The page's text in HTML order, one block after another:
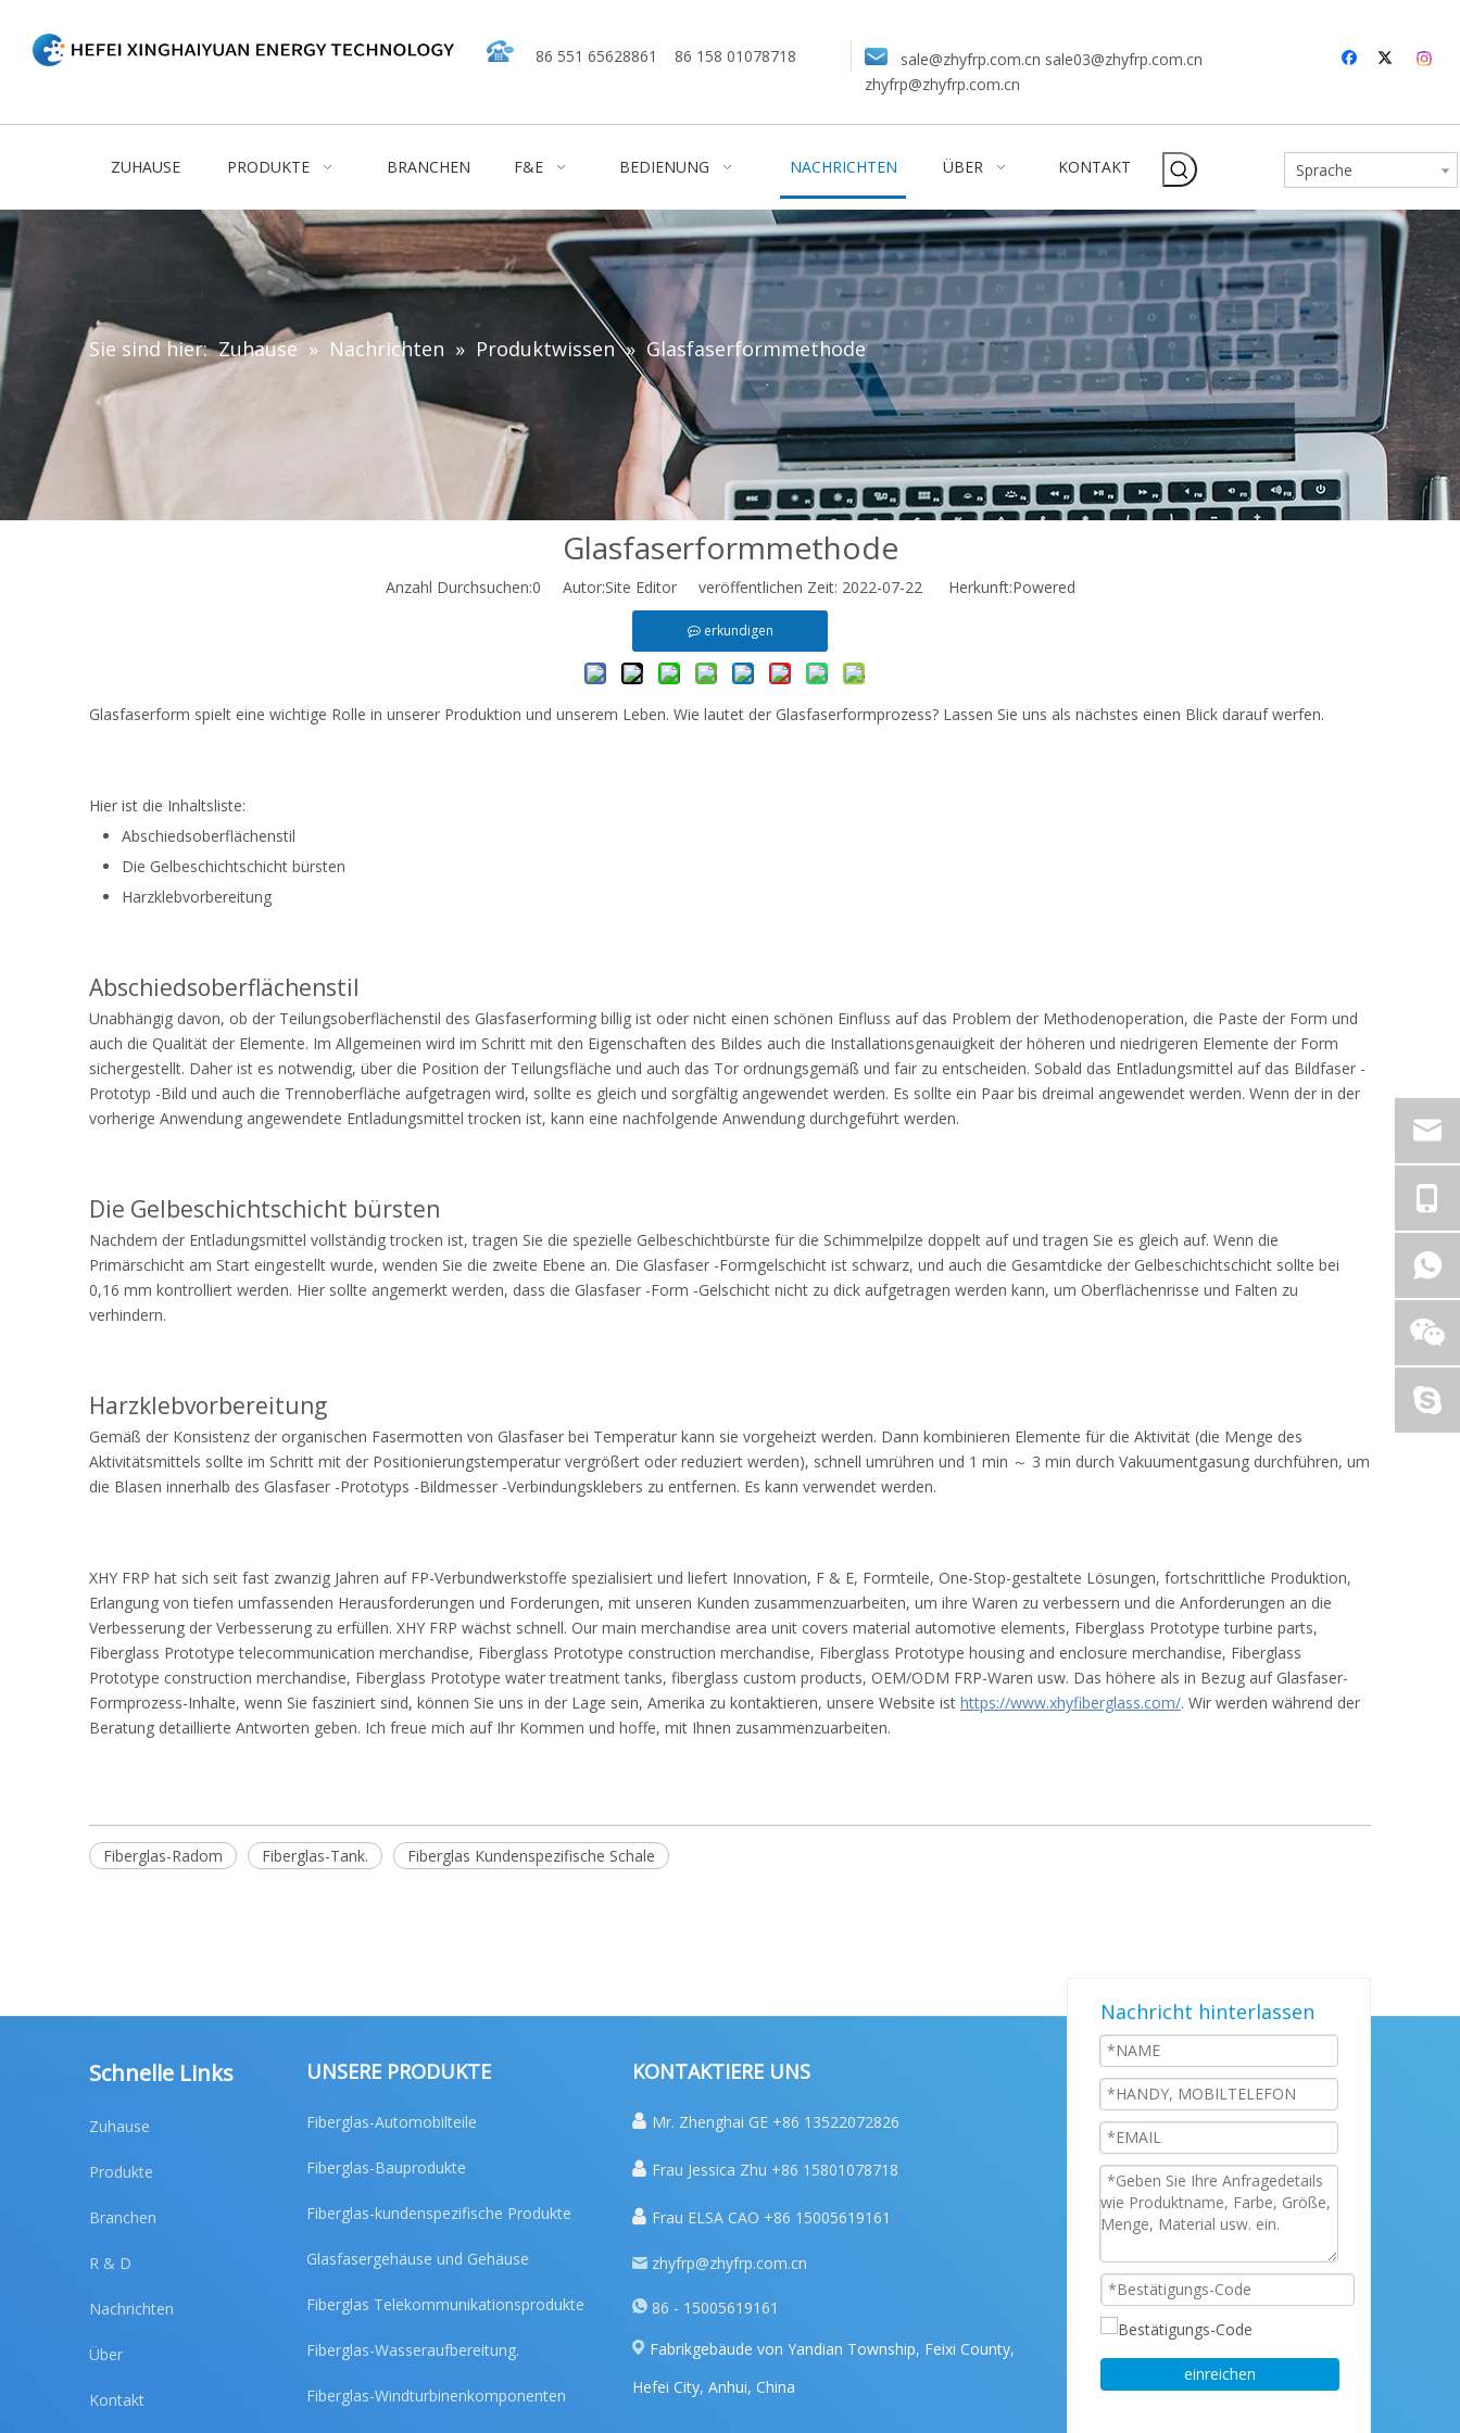
86 551 65628861 86 158 01078718 sale@zhyfrp.com.cn sale03@zhyfrp.com.cn
zhyfrp@zhyfrp.com.cn
ZUHAUSE PRODUKTE BRANCHEN F&E BEDIENUNG NACHRICHTEN ÜBER KONTAKT Sprache
Sie sind hier: Zuhause » Nachrichten » Produktwissen » Glasfaserformmethode
Glasfaserformmethode
Anzahl Durchsuchen:0 Autor:Site Editor veröffentlichen Zeit: 2022-07-22 Herkunft:Powered
erkundigen
Glasfaserform spielt eine wichtige Rolle in unserer Produktion und unserem Leben. Wie lautet der Glasfaserformprozess? Lassen Sie uns als nächstes einen Blick darauf werfen.
Hier ist die Inhaltsliste:
Abschiedsoberflächenstil
Die Gelbeschichtschicht bürsten
Harzklebvorbereitung
Abschiedsoberflächenstil
Unabhängig davon, ob der Teilungsoberflächenstil des Glasfaserforming billig ist oder nicht einen schönen Einfluss auf das Problem der Methodenoperation, die Paste der Form und
auch die Qualität der Elemente. Im Allgemeinen wird im Schritt mit den Eigenschaften des Bildes auch die Installationsgenauigkeit der höheren und niedrigeren Elemente der Form
sichergestellt. Daher ist es notwendig, über die Position der Teilungsfläche und auch das Tor ordnungsgemäß und fair zu entscheiden. Sobald das Entladungsmittel auf das Bildfaser -
Prototyp -Bild und auch die Trennoberfläche aufgetragen wird, sollte es gleich und sorgfältig angewendet werden. Es sollte ein Paar bis dreimal angewendet werden. Wenn der in der
vorherige Anwendung angewendete Entladungsmittel trocken ist, kann eine nachfolgende Anwendung durchgeführt werden.
Die Gelbeschichtschicht bürsten
Nachdem der Entladungsmittel vollständig trocken ist, tragen Sie die spezielle Gelbeschichtbürste für die Schimmelpilze doppelt auf und tragen Sie es gleich auf. Wenn die
Primärschicht am Start eingestellt wurde, wenden Sie die zweite Ebene an. Die Glasfaser -Formgelschicht ist schwarz, und auch die Gesamtdicke der Gelbeschichtschicht sollte bei
0,16 mm kontrolliert werden. Hier sollte angemerkt werden, dass die Glasfaser -Form -Gelschicht nicht zu dick aufgetragen werden kann, um Oberflächenrisse und Falten zu
verhindern.
Harzklebvorbereitung
Gemäß der Konsistenz der organischen Fasermotten von Glasfaser bei Temperatur kann sie vorgeheizt werden. Dann kombinieren Elemente für die Aktivität (die Menge des
Aktivitätsmittels sollte im Schritt mit der Positionierungstemperatur vergrößert oder reduziert werden), schnell umrühren und 1 min ～ 3 min durch Vakuumentgasung durchführen, um
die Blasen innerhalb des Glasfaser -Prototyps -Bildmesser -Verbindungsklebers zu entfernen. Es kann verwendet werden.
XHY FRP hat sich seit fast zwanzig Jahren auf FP-Verbundwerkstoffe spezialisiert und liefert Innovation, F & E, Formteile, One-Stop-gestaltete Lösungen, fortschrittliche Produktion,
Erlangung von tiefen umfassenden Herausforderungen und Forderungen, mit unseren Kunden zusammenzuarbeiten, um ihre Waren zu verbessern und die Anforderungen an die
Verbesserung der Verbesserung zu erfüllen. XHY FRP wächst schnell. Our main merchandise area unit covers material automotive elements, Fiberglass Prototype turbine parts,
Fiberglass Prototype telecommunication merchandise, Fiberglass Prototype construction merchandise, Fiberglass Prototype housing and enclosure merchandise, Fiberglass
Prototype construction merchandise, Fiberglass Prototype water treatment tanks, fiberglass custom products, OEM/ODM FRP-Waren usw. Das höhere als in Bezug auf Glasfaser-
Formprozess-Inhalte, wenn Sie fasziniert sind, können Sie uns in der Lage sein, Amerika zu kontaktieren, unsere Website ist https://www.xhyfiberglass.com/. Wir werden während der
Beratung detaillierte Antworten geben. Ich freue mich auf Ihr Kommen und hoffe, mit Ihnen zusammenzuarbeiten.
Fiberglas-Radom Fiberglas-Tank. Fiberglas Kundenspezifische Schale
Schnelle Links
Zuhause
Produkte
Branchen
R & D
Nachrichten
Über
Kontakt
UNSERE PRODUKTE
Fiberglas-Automobilteile
Fiberglas-Bauprodukte
Fiberglas-kundenspezifische Produkte
Glasfasergehäuse und Gehäuse
Fiberglas Telekommunikationsprodukte
Fiberglas-Wasseraufbereitung.
Fiberglas-Windturbinenkomponenten
KONTAKTIERE UNS
 Mr. Zhenghai GE +86 13522072826
 Frau Jessica Zhu +86 15801078718
 Frau ELSA CAO +86 15005619161
zhyfrp@zhyfrp.com.cn
86 - 15005619161
Fabrikgebäude von Yandian Township, Feixi County,
Hefei City, Anhui, China
Nachricht hinterlassen
einreichen